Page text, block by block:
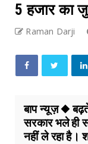
5 हजार का
Raman Darji
बाप न्यूज़ ◆
सरकार भले ही
नहीं ले रहा है।